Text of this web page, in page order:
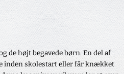
de højt begavede børn. En del af
inden skolestart eller får knækket